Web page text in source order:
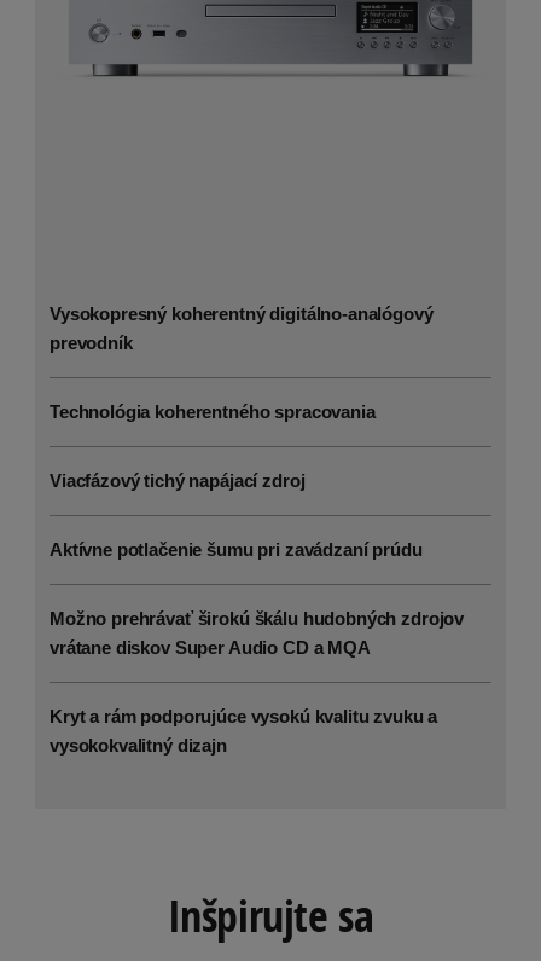
Vysokopresný koherentný digitálno-analógový
prevodník
Technológia koherentného spracovania
Viacfázový tichý napájací zdroj
Aktívne potlačenie šumu pri zavádzaní prúdu
Možno prehrávať širokú škálu hudobných zdrojov
vrátane diskov Super Audio CD a MQA
Kryt a rám podporujúce vysokú kvalitu zvuku a
vysokokvalitný dizajn
Inšpirujte sa